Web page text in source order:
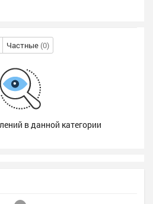
Частные (0)
в данной категории